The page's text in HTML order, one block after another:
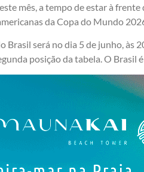
mês, a tempo de estar à
da Copa do Mundo
Brasil será no dia 5 de junho, às
posição da tabela. O Brasil